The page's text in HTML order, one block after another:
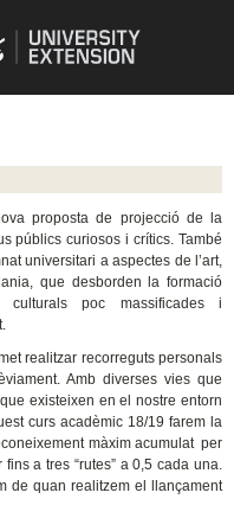
proposta de projecció de la
públics curiosos i crítics. També
universitari a aspectes de l’art,
que desborden la formació
poc massificades i
realitzar recorreguts personals
Amb diverses vies que
existeixen en el nostre entorn
curs acadèmic 18/19 farem la
màxim acumulat per
a tres “rutes” a 0,5 cada una.
de quan realitzem el llançament